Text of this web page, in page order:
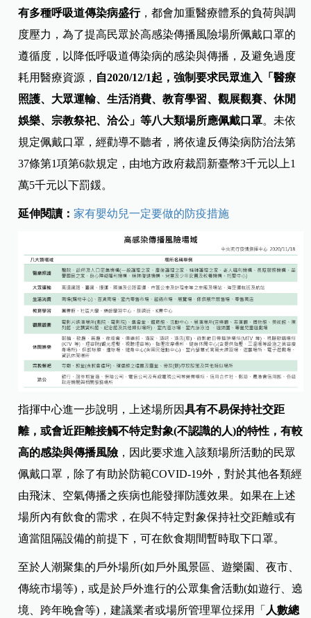
有多種呼吸道傳染病盛行，都會加重醫療體系的負荷與調
度壓力，為了提高民眾於高感染傳播風險場所佩戴口罩的
遵循度，以降低呼吸道傳染病的感染與傳播，及避免過度
耗用醫療資源， 自2020/12/1起，強制要求民眾進入「醫療
照護、大眾運輸、生活消費、教育學習、觀展觀賽、休閒
娛樂、宗教祭祀、洽公」等八大類場所應佩戴口罩。未依
規定佩戴口罩，經勸導不聽者，將依違反傳染病防治法第
37條第1項第6款規定，由地方政府裁罰新臺幣3千元以上1
萬5千元以下罰鍰。
延伸閱讀：家有嬰幼兒一定要做的防疫措施
指揮中心進一步說明，上述場所因具有不易保持社交距
離，或會近距離接觸不特定對象(不認識的人)的特性，有較
高的感染與傳播風險 ，因此要求進入該類場所活動的民眾
佩戴口罩，除了有助於防範COVID-19外，對於其他各類經
由飛沫、空氣傳播之疾病也能發揮防護效果。如果在上述
場所內有飲食的需求，在與不特定對象保持社交距離或有
適當阻隔設備的前提下，可在飲食期間暫時取下口罩。
至於人潮聚集的戶外場所(如戶外風景區、遊樂園、夜市、
傳統市場等)，或是於戶外進行的公眾集會活動(如遊行、遶
境、跨年晚會等)，建議業者或場所管理單位採用「 人數總